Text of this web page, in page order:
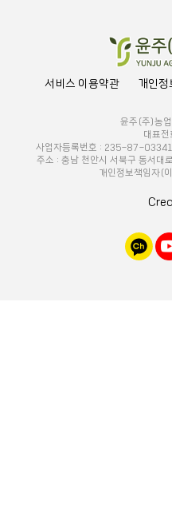
서비스 이용약관 개인정
윤주(주)농
대표
사업자등록번호 : 235-87-
주소 : 충남 천안시 서북구 동서
개인정보책임자(